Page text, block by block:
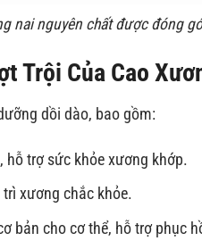
nai nguyên chất được đóng
Trội Của Cao
dồi dào, bao gồm:
hỗ trợ sức khỏe xương khớp.
xương chắc khỏe.
bản cho cơ thể, hỗ trợ phục